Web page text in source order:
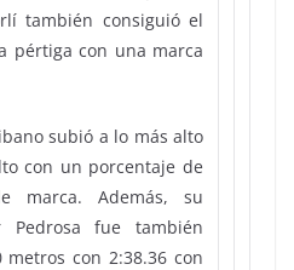
también consiguió el
pértiga con una marca
subió a lo más alto
con un porcentaje de
marca. Además, su
Pedrosa fue también
con 2:38.36 con